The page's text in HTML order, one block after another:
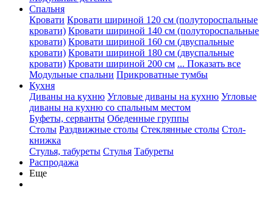
Спальня
Кровати Кровати шириной 120 см (полутороспальные
кровати) Кровати шириной 140 см (полутороспальные
кровати) Кровати шириной 160 см (двуспальные
кровати) Кровати шириной 180 см (двуспальные
кровати) Кровати шириной 200 см ... Показать все
Модульные спальни Прикроватные тумбы
Кухня
Диваны на кухню Угловые диваны на кухню Угловые
диваны на кухню со спальным местом
Буфеты, серванты Обеденные группы
Столы Раздвижные столы Стеклянные столы Стол-
книжка
Стулья, табуреты Стулья Табуреты
Распродажа
Еще